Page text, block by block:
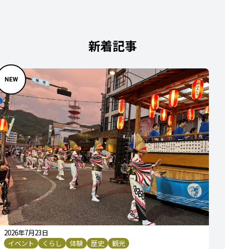
新着記事
2026年7月23日
イベント
くらし 体験 歴史 観光